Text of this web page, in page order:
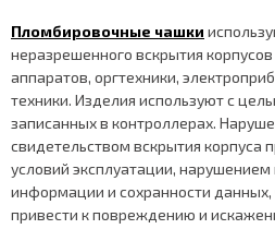
Пломбировочные чашки
неразрешенного вскрытия
аппаратов, оргтехники,
техники. Изделия используют с
записанных в контроллерах.
свидетельством вскрытия корпуса
условий эксплуатации,
информации и сохранности
привести к повреждению и